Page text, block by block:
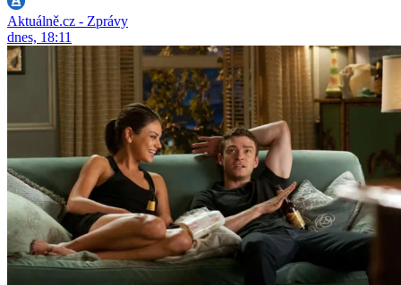
Aktuálně.cz - Zprávy
dnes, 18:11